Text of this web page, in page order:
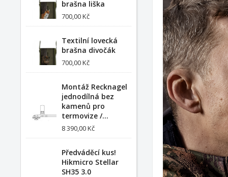
brašna liška
700,00 Kč
Textilní lovecká
brašna divočák
700,00 Kč
Montáž Recknagel
jednodílná bez
kamenů pro
termovize /...
8 390,00 Kč
Předváděcí kus!
Hikmicro Stellar
SH35 3.0